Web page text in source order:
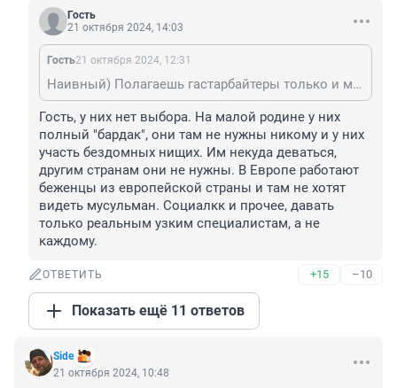
Гость
21 октября 2024, 14:03
Гость21 октября 2024, 12:31
Наивный) Полагаешь гастарбайтеры только и мечтают, как поработать с нулевой социалкой и тюремными ограничениями?
Гость, у них нет выбора. На малой родине у них
полный "бардак", они там не нужны никому и у них
участь бездомных нищих. Им некуда деваться,
другим странам они не нужны. В Европе работают
беженцы из европейской страны и там не хотят
видеть мусульман. Социалкк и прочее, давать
только реальным узким специалистам, а не
каждому.
ОТВЕТИТЬ +15 –10
Показать ещё 11 ответов
Side
21 октября 2024, 10:48